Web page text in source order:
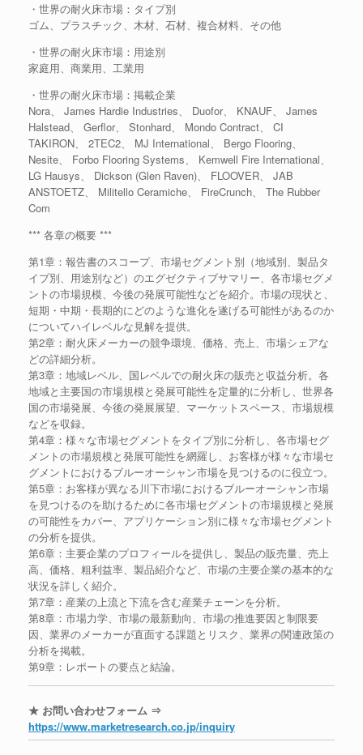
・世界の耐火床市場：タイプ別
ゴム、プラスチック、木材、石材、複合材料、その他
・世界の耐火床市場：用途別
家庭用、商業用、工業用
・世界の耐火床市場：掲載企業
Nora、 James Hardie Industries、 Duofor、 KNAUF、 James
Halstead、 Gerflor、 Stonhard、 Mondo Contract、 CI
TAKIRON、 2TEC2、 MJ International、 Bergo Flooring、
Nesite、 Forbo Flooring Systems、 Kemwell Fire International、
LG Hausys、 Dickson (Glen Raven)、 FLOOVER、 JAB
ANSTOETZ、 Militello Ceramiche、 FireCrunch、 The Rubber
Com
*** 各章の概要 ***
第1章：報告書のスコープ、市場セグメント別（地域別、製品タ
イプ別、用途別など）のエグゼクティブサマリー、各市場セグメ
ントの市場規模、今後の発展可能性などを紹介。市場の現状と、
短期・中期・長期的にどのような進化を遂げる可能性があるのか
についてハイレベルな見解を提供。
第2章：耐火床メーカーの競争環境、価格、売上、市場シェアな
どの詳細分析。
第3章：地域レベル、国レベルでの耐火床の販売と収益分析。各
地域と主要国の市場規模と発展可能性を定量的に分析し、世界各
国の市場発展、今後の発展展望、マーケットスペース、市場規模
などを収録。
第4章：様々な市場セグメントをタイプ別に分析し、各市場セグ
メントの市場規模と発展可能性を網羅し、お客様が様々な市場セ
グメントにおけるブルーオーシャン市場を見つけるのに役立つ。
第5章：お客様が異なる川下市場におけるブルーオーシャン市場
を見つけるのを助けるために各市場セグメントの市場規模と発展
の可能性をカバー、アプリケーション別に様々な市場セグメント
の分析を提供。
第6章：主要企業のプロフィールを提供し、製品の販売量、売上
高、価格、粗利益率、製品紹介など、市場の主要企業の基本的な
状況を詳しく紹介。
第7章：産業の上流と下流を含む産業チェーンを分析。
第8章：市場力学、市場の最新動向、市場の推進要因と制限要
因、業界のメーカーが直面する課題とリスク、業界の関連政策の
分析を掲載。
第9章：レポートの要点と結論。
★ お問い合わせフォーム ⇒
https://www.marketresearch.co.jp/inquiry